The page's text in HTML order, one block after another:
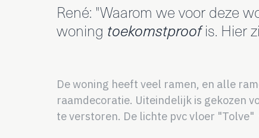
René: "Waarom we voor deze
woning toekomstproofis. Hier
De woning heeft veel ramen, en alle
raamdecoratie. Uiteindelijk is gekozen
te verstoren. De lichte pvc vloer